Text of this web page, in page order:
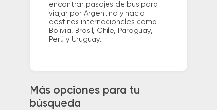
encontrar pasajes de bus para
viajar por Argentina y hacia
destinos internacionales como
Bolivia, Brasil, Chile, Paraguay,
Perú y Uruguay.
Más opciones para tu
búsqueda